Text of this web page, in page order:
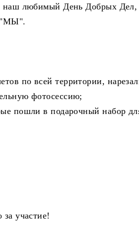
наш любимый День Добрых
"МЫ".
по всей территории,
фотосессию;
пошли в подарочный набор
участие!